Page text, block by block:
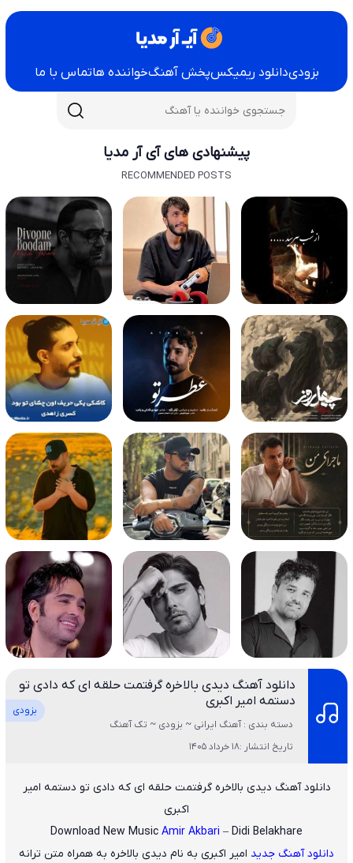
بزودیدانلود ریمیکسپخش آهنگخواننده هاتماس با ما
پیشنهادی های آی آر مدیا
RECOMMENDED POSTS
دانلود آهنگ دیدی بالاخره گرفتمت حلقه ای که دادی تو
دستمه امیر اکبری
بزودی
دسته بندی : آهنگ ایرانی ~ بزودی ~ تک آهنگ
تاریخ انتشار :18 خرداد 1405
دانلود آهنگ دیدی بالاخره گرفتمت حلقه ای که دادی تو دستمه امیر
اکبری
Download New Music Amir Akbari – Didi Belakhare
دانلود آهنگ جدید امیر اکبری به نام دیدی بالاخره به همراه متن ترانه